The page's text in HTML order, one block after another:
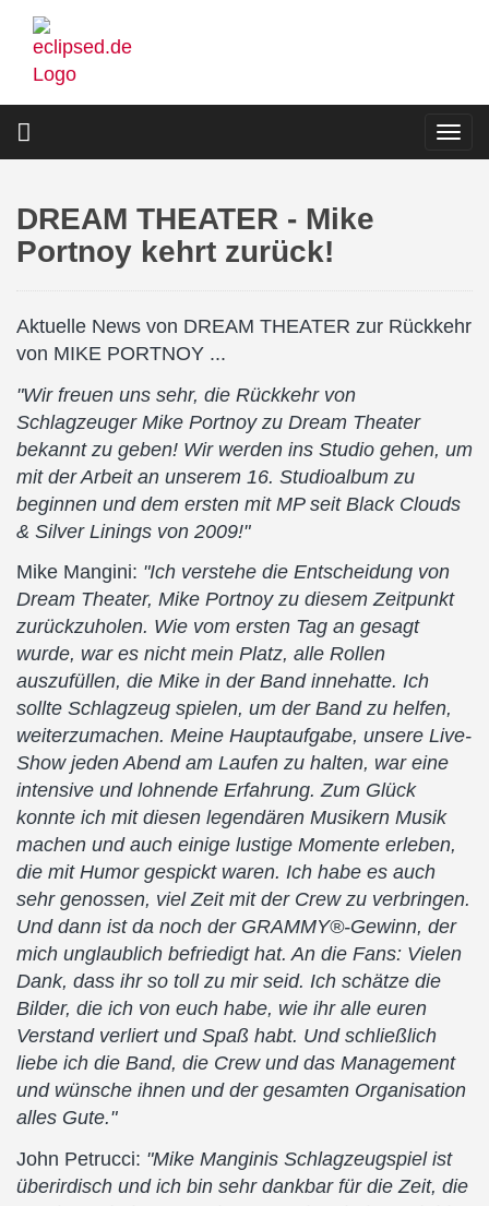
Direkt
zum
Inhalt
DREAM THEATER - Mike
Portnoy kehrt zurück!
Aktuelle News von DREAM THEATER zur Rückkehr
von MIKE PORTNOY ...
"Wir freuen uns sehr, die Rückkehr von
Schlagzeuger Mike Portnoy zu Dream Theater
bekannt zu geben! Wir werden ins Studio gehen, um
mit der Arbeit an unserem 16. Studioalbum zu
beginnen und dem ersten mit MP seit Black Clouds
& Silver Linings von 2009!"
Mike Mangini: "Ich verstehe die Entscheidung von
Dream Theater, Mike Portnoy zu diesem Zeitpunkt
zurückzuholen. Wie vom ersten Tag an gesagt
wurde, war es nicht mein Platz, alle Rollen
auszufüllen, die Mike in der Band innehatte. Ich
sollte Schlagzeug spielen, um der Band zu helfen,
weiterzumachen. Meine Hauptaufgabe, unsere Live-
Show jeden Abend am Laufen zu halten, war eine
intensive und lohnende Erfahrung. Zum Glück
konnte ich mit diesen legendären Musikern Musik
machen und auch einige lustige Momente erleben,
die mit Humor gespickt waren. Ich habe es auch
sehr genossen, viel Zeit mit der Crew zu verbringen.
Und dann ist da noch der GRAMMY®-Gewinn, der
mich unglaublich befriedigt hat. An die Fans: Vielen
Dank, dass ihr so toll zu mir seid. Ich schätze die
Bilder, die ich von euch habe, wie ihr alle euren
Verstand verliert und Spaß habt. Und schließlich
liebe ich die Band, die Crew und das Management
und wünsche ihnen und der gesamten Organisation
alles Gute."
John Petrucci: "Mike Manginis Schlagzeugspiel ist
überirdisch und ich bin sehr dankbar für die Zeit, die